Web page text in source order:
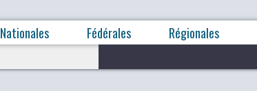
Nationales Fédérales Régionales